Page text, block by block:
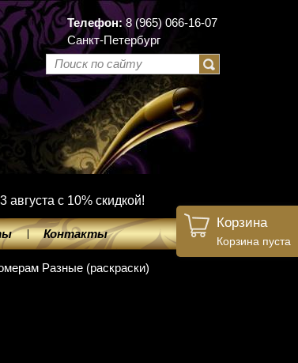
Телефон:8 (965) 066-16-07
Санкт-Петербург
с 10% скидкой!
Контакты
Корзина
Корзина пуста
Разные (раскраски)